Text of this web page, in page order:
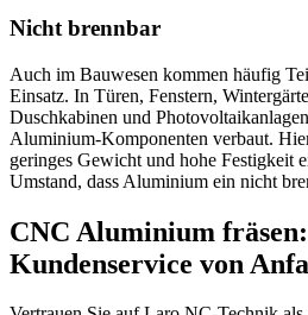
Nicht brennbar
Auch im Bauwesen kommen häufig
Einsatz. In Türen, Fenstern,
Duschkabinen und
Aluminium-Komponenten verbaut.
geringes Gewicht und hohe Festigkeit
Umstand, dass Aluminium ein nicht
CNC Aluminium
Kundenservice von